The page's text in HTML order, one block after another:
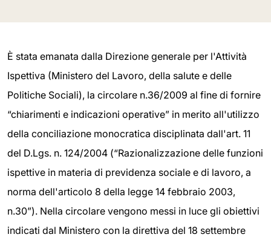
È stata emanata dalla Direzione generale per l'Attività
Ispettiva (Ministero del Lavoro, della salute e delle
Politiche Sociali), la circolare n.36/2009 al fine di fornire
“chiarimenti e indicazioni operative” in merito all'utilizzo
della conciliazione monocratica disciplinata dall'art. 11
del D.Lgs. n. 124/2004 (“Razionalizzazione delle funzioni
ispettive in materia di previdenza sociale e di lavoro, a
norma dell'articolo 8 della legge 14 febbraio 2003,
n.30”). Nella circolare vengono messi in luce gli obiettivi
indicati dal Ministero con la direttiva del 18 settembre